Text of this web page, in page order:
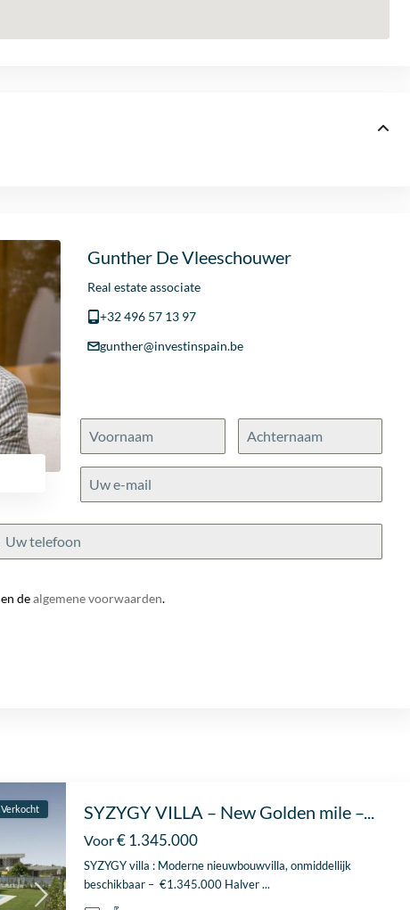
Gunther De Vleeschouwer
Real estate associate
+32 496 57 13 97
gunther@investinspain.be
en dealgemene voorwaarden.
Verkocht SYZYGY VILLA – New Golden mile –...
Voor€ 1.345.000
SYZYGY villa : Moderne nieuwbouwvilla, onmiddellijk
beschikbaar – €1.345.000 Halver...